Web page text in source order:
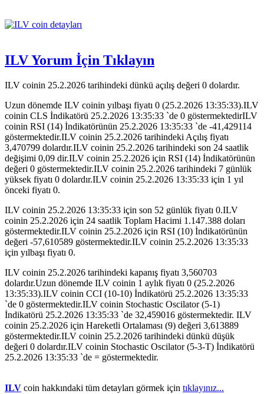
ILV Yorum İçin Tıklayın
ILV coinin 25.2.2026 tarihindeki dünkü açılış değeri 0 dolardır.
Uzun dönemde ILV coinin yılbaşı fiyatı 0 (25.2.2026 13:35:33).ILV
coinin CLS İndikatörü 25.2.2026 13:35:33 `de 0 göstermektedirILV
coinin RSI (14) İndikatörünün 25.2.2026 13:35:33 `de -41,429114
göstermektedir.ILV coinin 25.2.2026 tarihindeki Açılış fiyatı
3,470799 dolardır.ILV coinin 25.2.2026 tarihindeki son 24 saatlik
değişimi 0,09 dir.ILV coinin 25.2.2026 için RSI (14) İndikatörünün
değeri 0 göstermektedir.ILV coinin 25.2.2026 tarihindeki 7 günlük
yüksek fiyatı 0 dolardır.ILV coinin 25.2.2026 13:35:33 için 1 yıl
önceki fiyatı 0.
ILV coinin 25.2.2026 13:35:33 için son 52 günlük fiyatı 0.ILV
coinin 25.2.2026 için 24 saatlik Toplam Hacimi 1.147.388 doları
göstermektedir.ILV coinin 25.2.2026 için RSI (10) İndikatörünün
değeri -57,610589 göstermektedir.ILV coinin 25.2.2026 13:35:33
için yılbaşı fiyatı 0.
ILV coinin 25.2.2026 tarihindeki kapanış fiyatı 3,560703
dolardır.Uzun dönemde ILV coinin 1 aylık fiyatı 0 (25.2.2026
13:35:33).ILV coinin CCI (10-10) İndikatörü 25.2.2026 13:35:33
`de 0 göstermektedir.ILV coinin Stochastic Oscilator (5-1)
İndikatörü 25.2.2026 13:35:33 `de 32,459016 göstermektedir. ILV
coinin 25.2.2026 için Hareketli Ortalaması (9) değeri 3,613889
göstermektedir.ILV coinin 25.2.2026 tarihindeki dünkü düşük
değeri 0 dolardır.ILV coinin Stochastic Oscilator (5-3-T) İndikatörü
25.2.2026 13:35:33 `de = göstermektedir.
ILV coin hakkındaki tüm detayları görmek için tıklayınız...